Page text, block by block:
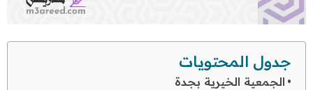
جدول المحتويات
الجمعية الخيرية بجدة